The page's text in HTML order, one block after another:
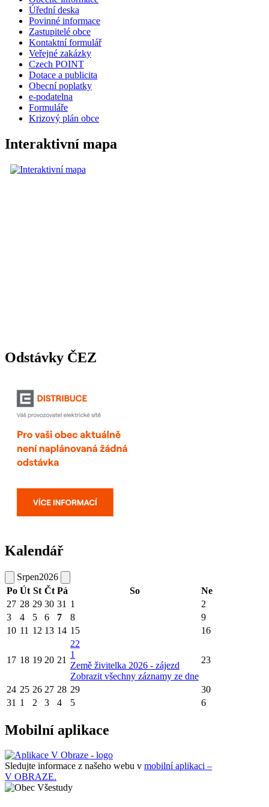
Úřední deska
Povinné informace
Zastupitelé obce
Kontaktní formulář
Veřejné zakázky
Czech POINT
Dotace a publicita
Obecní poplatky
e-podatelna
Formuláře
Krizový plán obce
Interaktivní mapa
Odstávky ČEZ
Kalendář
Srpen2026
Po Út St Čt Pá So
Ne
27 28 29 30 31 1
2
3
4 5 6 7 8
9
10 11 12 13 14 15 16
17 18 19 20 21
22
1
Země živitelka 2026 - zájezd
Zobrazit všechny záznamy ze dne
23
24 25 26 27 28 29
30
31 1 2 3 4 5 6
Mobilní aplikace
Sledujte informace z našeho webu v mobilní aplikaci –
V OBRAZE.